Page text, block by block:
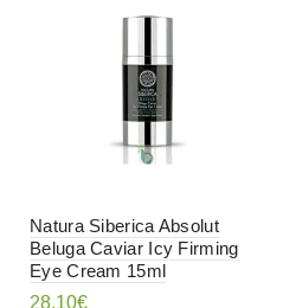
Natura Siberica Absolut
Beluga Caviar Icy Firming
Eye Cream 15ml
28.10€